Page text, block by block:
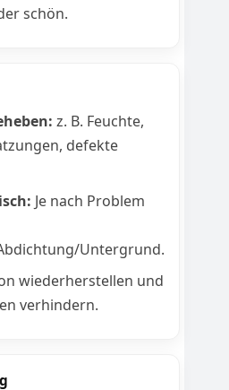
schön.
z. B. Feuchte,
defekte
Je nach Problem
Untergrund.
wiederherstellen und
verhindern.